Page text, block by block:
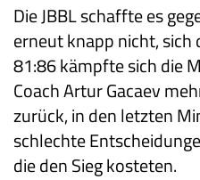
Die JBBL schaffte es
erneut knapp nicht, sich
81:86 kämpfte sich die
Coach Artur Gacaev
zurück, in den letzten
schlechte
die den Sieg kosteten.